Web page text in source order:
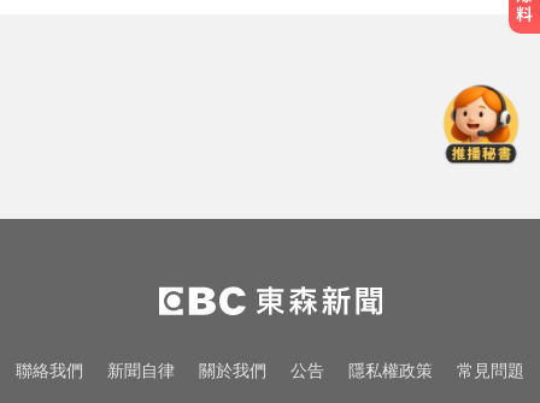
驚：以為變胖
民進黨資深前輩辭世！前彰化市代
蔡裕昌罹癌 享壽71歲
快訊／白海豚逼近！新竹縣尖石、
聯絡我們 新聞自律 關於我們 公告 隱私權政策 常見問題